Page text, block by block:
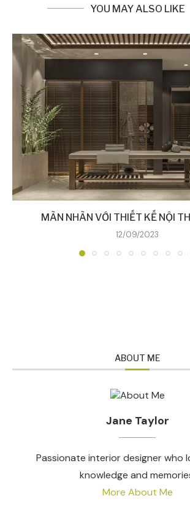
YOU MAY ALSO LIKE
MÃN NHÃN VỚI THIẾT KẾ NỘI
12/09/2023
ABOUT ME
Jane Taylor
Passionate interior designer who
knowledge and
More About Me